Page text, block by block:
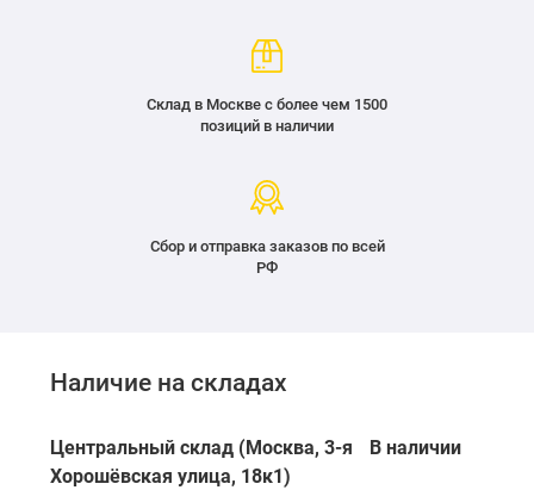
Склад в Москве с более чем 1500
позиций в наличии
Сбор и отправка заказов по всей
РФ
Наличие на складах
Центральный склад (Москва, 3-я
Хорошёвская улица, 18к1)
В наличии